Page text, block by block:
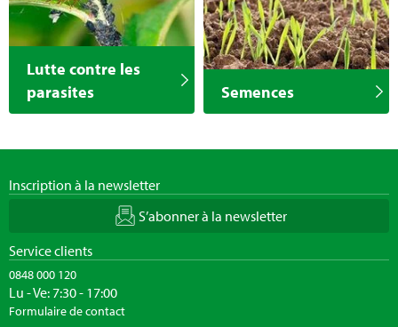
Lutte contre les
parasites
Semences
Inscription à la newsletter
S’abonner à la newsletter
Service clients
0848 000 120
Lu - Ve: 7:30 - 17:00
Formulaire de contact